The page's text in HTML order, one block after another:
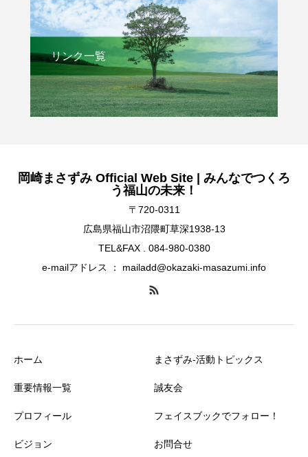
リンク一覧
岡崎まさずみ Official Web Site | みんなでつくろ
う福山の未来！
〒720-0311
広島県福山市沼隈町草深1938-13
TEL&FAX . 084-980-0380
e-mailアドレス ： mailadd@okazaki-masazumi.info
ホーム
重要情報一覧
プロフィール
ビジョン
まさずみ-活動トピックス
誠友会
フェイスブックでフォロー！
お問合せ